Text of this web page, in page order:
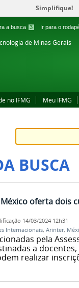
a busca 3 Ir para o
Simplifique!
de Minas Gerais
no IFMG Meu IFMG
BUSCA
oferta dois
14/03/2024 12h31
Internacionais, Arinter,
pela
a
realizar